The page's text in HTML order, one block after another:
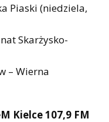
Piaski (niedziela,
Skarżysko-
– Wierna
Kielce 107,9 FM